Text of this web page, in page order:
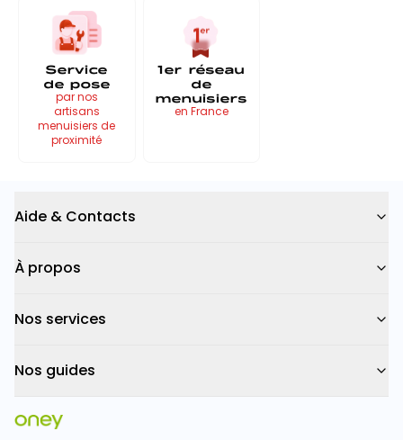
Service
de pose
par nos
artisans
menuisiers de
proximité
1er réseau
de
menuisiers
en France
Aide & Contacts
À propos
Nos services
Nos guides